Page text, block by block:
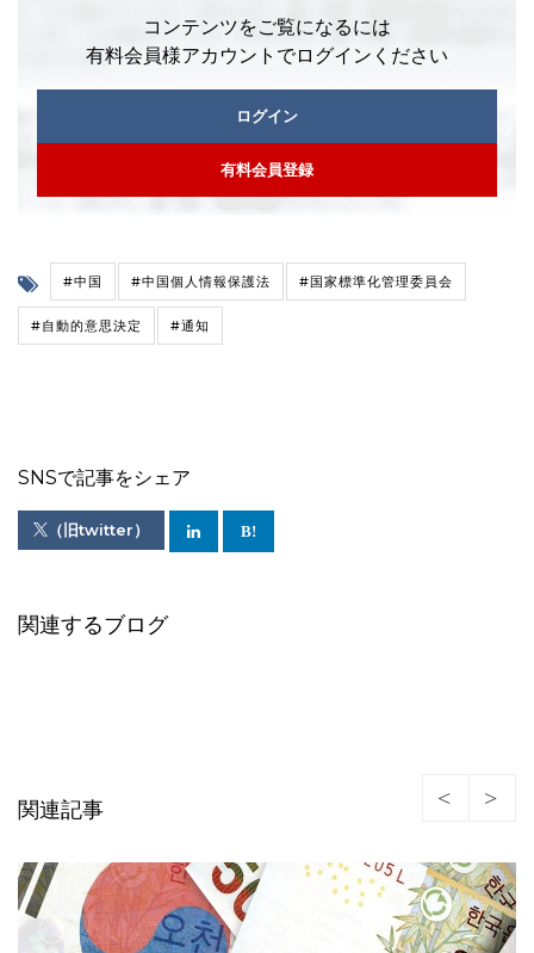
コンテンツをご覧になるには
有料会員様アカウントでログインください
ログイン
有料会員登録
#中国 #中国個人情報保護法 #国家標準化管理委員会
#自動的意思決定 #通知
SNSで記事をシェア
（旧twitter）
関連するブログ
関連記事